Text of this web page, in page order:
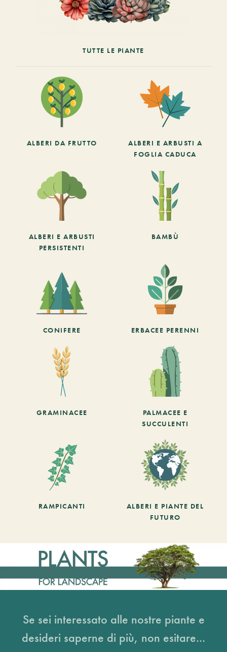
TUTTE LE PIANTE
ALBERI DA FRUTTO
ALBERI E ARBUSTI A
FOGLIA CADUCA
ALBERI E ARBUSTI
PERSISTENTI
BAMBÙ
CONIFERE ERBACEE PERENNI
GRAMINACEE
PALMACEE E
SUCCULENTI
RAMPICANTI
ALBERI E PIANTE DEL
FUTURO
Se sei interessato alle nostre piante e
desideri saperne di più, non esitare...